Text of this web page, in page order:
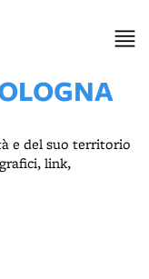
e del suo territorio
link,